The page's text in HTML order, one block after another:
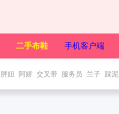
二手布鞋 手机客户端
胖妞 阿娇 交叉带 服务员 兰子 踩泥